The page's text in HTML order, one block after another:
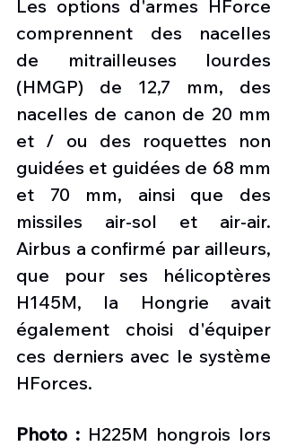
Les options d'armes HForce
comprennent des nacelles
de mitrailleuses lourdes
(HMGP) de 12,7 mm, des
nacelles de canon de 20 mm
et / ou des roquettes non
guidées et guidées de 68 mm
et 70 mm, ainsi que des
missiles air-sol et air-air.
Airbus a confirmé par ailleurs,
que pour ses hélicoptères
H145M, la Hongrie avait
également choisi d'équiper
ces derniers avec le système
HForces.
Photo : H225M hongrois lors